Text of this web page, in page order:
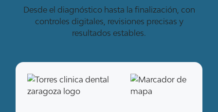
Desde el diagnóstico hasta la finalización, con
controles digitales, revisiones precisas y
resultados estables.